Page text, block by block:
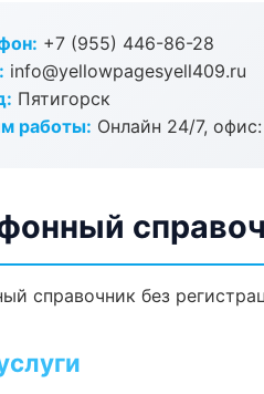
+7 (955) 446-86-28
info@yellowpagesyell409.ru
Пятигорск
работы: Онлайн 24/7,
справочник без